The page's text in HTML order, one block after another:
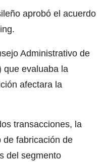
aprobó el acuerdo
Administrativo de
que evaluaba la
afectara la
transacciones, la
de fabricación de
del segmento